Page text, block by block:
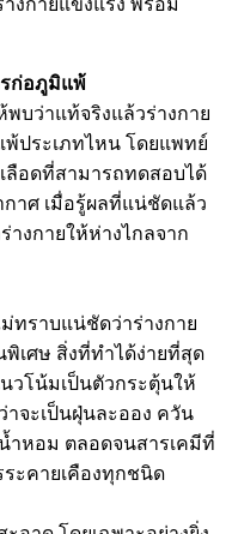
งกายแข็งแรง พร้อม
รก่อภูมิแพ้
บว่าแท้จริงแล้วร่างกาย
ประเภทไหน โดยแพทย์
ลือดที่สามารถทดสอบได้
าศ เมื่อรู้ผลที่แน่ชัดแล้ว
างกายให้ห่างไกลจาก
ทราบแน่ชัดว่าร่างกาย
พิเศษ สิ่งที่ทำได้ง่ายที่สุด
วโน้มเป็นตัวกระตุ้นให้
าจะเป็นฝุ่นละออง ควัน
หอม ตลอดจนสารเคมีที่
ระคายเคืองทุกชนิด